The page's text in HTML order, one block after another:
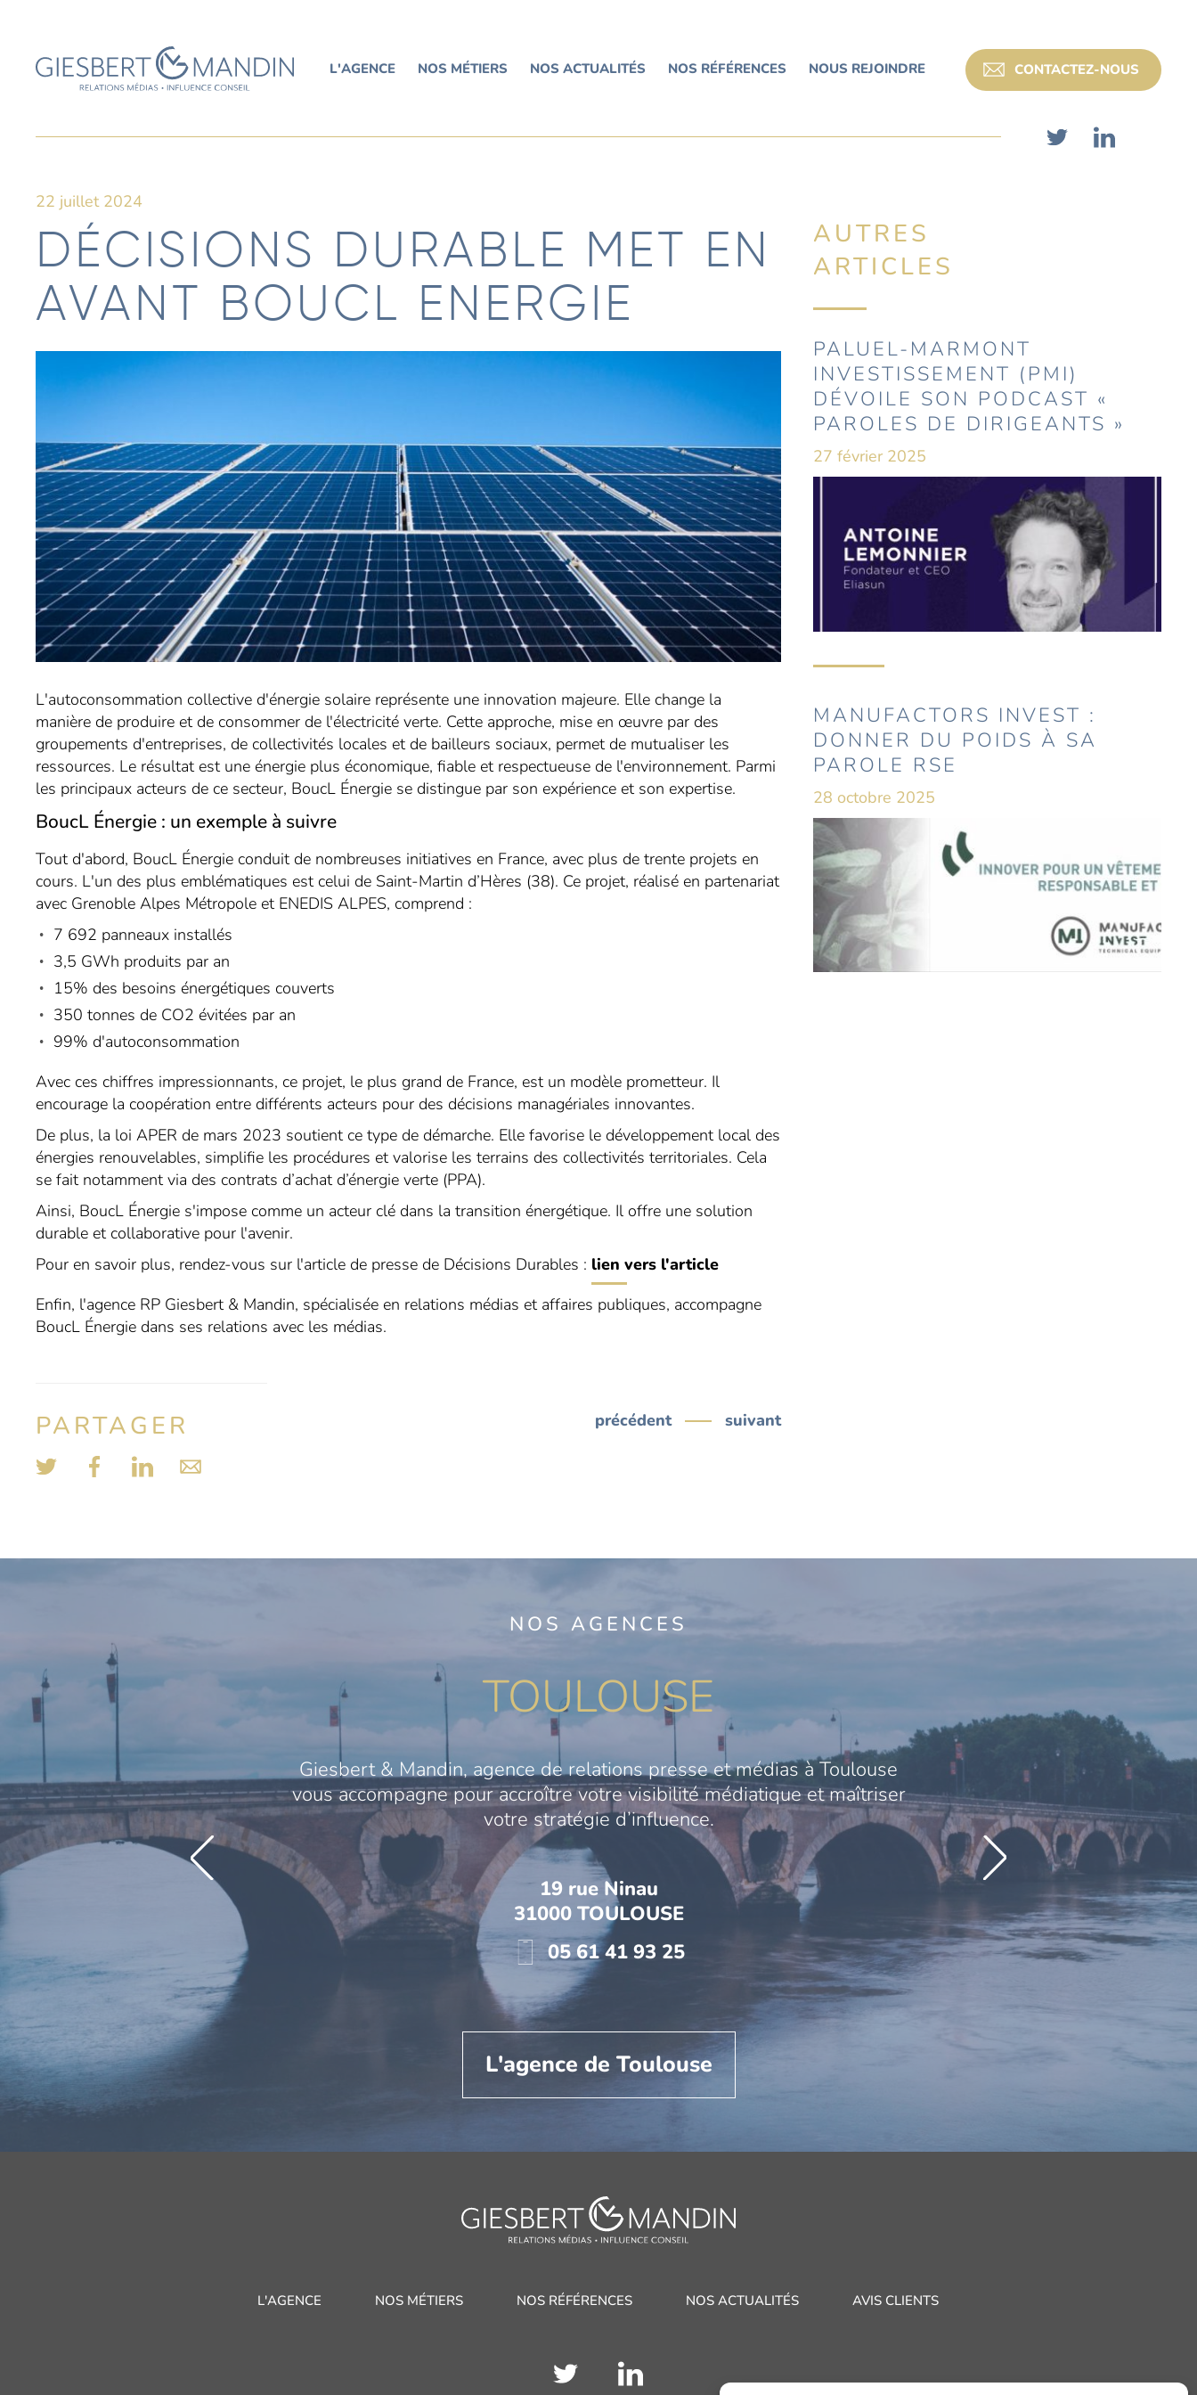
L'AGENCE NOS MÉTIERS NOS ACTUALITÉS NOS RÉFÉRENCES NOUS REJOINDRE CONTACTEZ-NOUS
22 juillet 2024
DÉCISIONS DURABLE MET EN
AVANT BOUCL ENERGIE
L'autoconsommation collective d'énergie solaire représente une innovation majeure. Elle change la
manière de produire et de consommer de l'électricité verte. Cette approche, mise en œuvre par des
groupements d'entreprises, de collectivités locales et de bailleurs sociaux, permet de mutualiser les
ressources. Le résultat est une énergie plus économique, fiable et respectueuse de l'environnement. Parmi
les principaux acteurs de ce secteur, BoucL Énergie se distingue par son expérience et son expertise.
BoucL Énergie : un exemple à suivre
Tout d'abord, BoucL Énergie conduit de nombreuses initiatives en France, avec plus de trente projets en
cours. L'un des plus emblématiques est celui de Saint-Martin d’Hères (38). Ce projet, réalisé en partenariat
avec Grenoble Alpes Métropole et ENEDIS ALPES, comprend :
7 692 panneaux installés
3,5 GWh produits par an
15% des besoins énergétiques couverts
350 tonnes de CO2 évitées par an
99% d'autoconsommation
Avec ces chiffres impressionnants, ce projet, le plus grand de France, est un modèle prometteur. Il
encourage la coopération entre différents acteurs pour des décisions managériales innovantes.
De plus, la loi APER de mars 2023 soutient ce type de démarche. Elle favorise le développement local des
énergies renouvelables, simplifie les procédures et valorise les terrains des collectivités territoriales. Cela
se fait notamment via des contrats d’achat d’énergie verte (PPA).
Ainsi, BoucL Énergie s'impose comme un acteur clé dans la transition énergétique. Il offre une solution
durable et collaborative pour l'avenir.
Pour en savoir plus, rendez-vous sur l'article de presse de Décisions Durables : lien vers l'article
Enfin, l'agence RP Giesbert & Mandin, spécialisée en relations médias et affaires publiques, accompagne
BoucL Énergie dans ses relations avec les médias.
PARTAGER précédent suivant
AUTRES
ARTICLES
PALUEL-MARMONT
INVESTISSEMENT (PMI)
DÉVOILE SON PODCAST «
PAROLES DE DIRIGEANTS »
27 février 2025
MANUFACTORS INVEST :
DONNER DU POIDS À SA
PAROLE RSE
28 octobre 2025
NOS AGENCES
TOULOUSE
Giesbert & Mandin, agence de relations presse et médias à Toulouse
vous accompagne pour accroître votre visibilité médiatique et maîtriser
votre stratégie d’influence.
19 rue Ninau
31000 TOULOUSE
05 61 41 93 25
L'agence de Toulouse
L'AGENCE NOS MÉTIERS NOS RÉFÉRENCES NOS ACTUALITÉS AVIS CLIENTS